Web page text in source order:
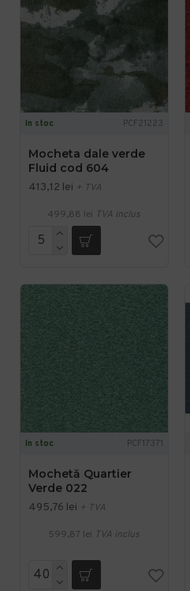
In stoc PCF21223
Mocheta dale verde
Fluid cod 604
413,12 lei + TVA
499,88 lei TVA inclus
In stoc PCF17371
Mochetă Quartier
Verde 022
495,76 lei + TVA
599,87 lei TVA inclus